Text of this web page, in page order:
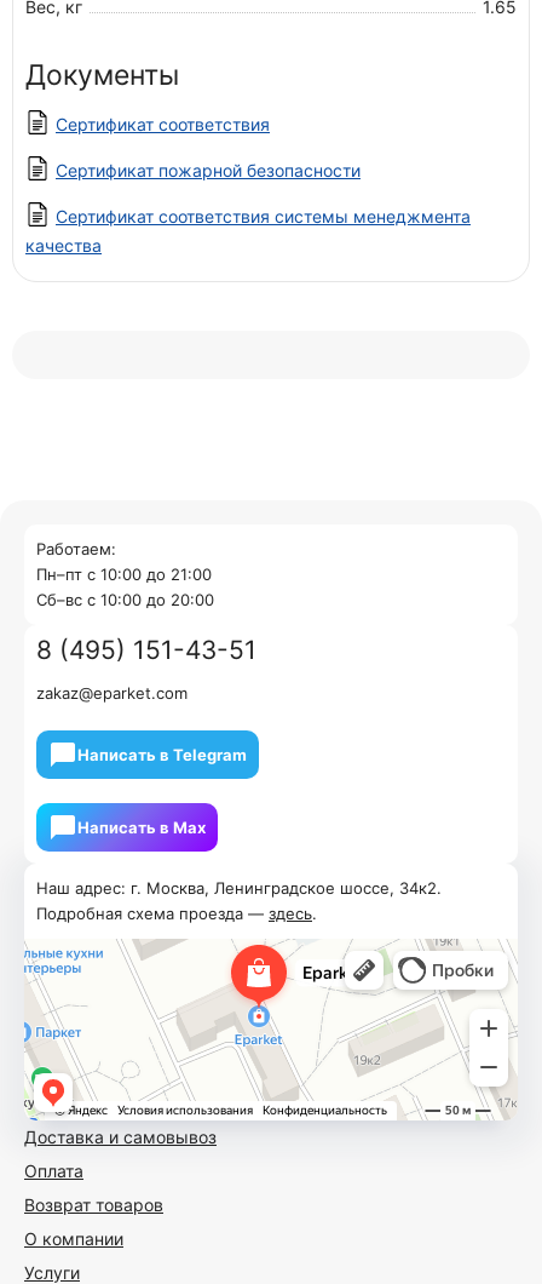
Вес, кг
1.65
Документы
Сертификат соответствия
Сертификат пожарной безопасности
Сертификат соответствия системы менеджмента
качества
Доставка и самовывоз
Оплата
Возврат товаров
О компании
Услуги
Наш адрес: г. Москва, Ленинградское шоссе, 34к2.
Подробная схема проезда — здесь.
Работаем:
Пн–пт с 10:00 до 21:00
Cб–вс с 10:00 до 20:00
8 (495) 151-43-51
zakaz@eparket.com
Написать в Telegram
Написать в Мах